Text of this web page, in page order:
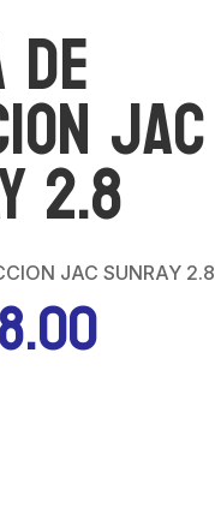
JAC
2.8
JAC SUNRAY 2.8